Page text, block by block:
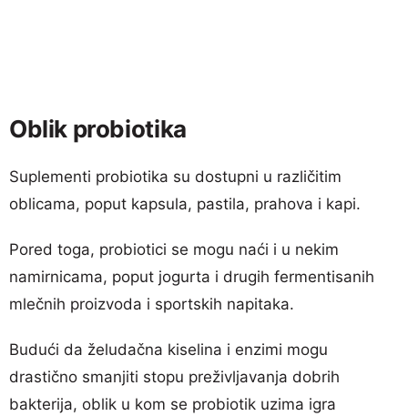
Oblik probiotika
Suplementi probiotika su dostupni u različitim
oblicama, poput kapsula, pastila, prahova i kapi.
Pored toga, probiotici se mogu naći i u nekim
namirnicama, poput jogurta i drugih fermentisanih
mlečnih proizvoda i sportskih napitaka.
Budući da želudačna kiselina i enzimi mogu
drastično smanjiti stopu preživljavanja dobrih
bakterija, oblik u kom se probiotik uzima igra